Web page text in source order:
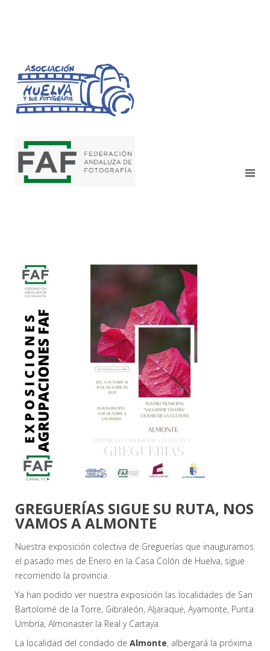
HUELVA Y SUS
FOTÓGRAFOS
GREGUERÍAS SIGUE SU RUTA, NOS
VAMOS A ALMONTE
Nuestra exposición colectiva de Greguerías que inauguramos
el pasado mes de Enero en la Casa Colón de Huelva, sigue
recorriendo la provincia.
Ya han podido ver nuestra exposición las localidades de San
Bartolomé de la Torre, Gibraleón, Aljaraque, Ayamonte, Punta
Umbría, Almonaster la Real y Cartaya.
La localidad del condado de Almonte, albergará la próxima